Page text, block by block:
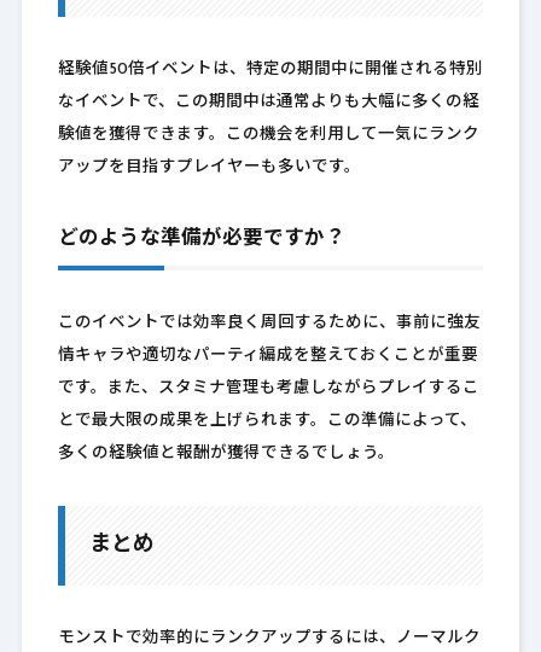
経験値50倍イベントは、特定の期間中に開催される特別
なイベントで、この期間中は通常よりも大幅に多くの経
験値を獲得できます。この機会を利用して一気にランク
アップを目指すプレイヤーも多いです。
どのような準備が必要ですか？
このイベントでは効率良く周回するために、事前に強友
情キャラや適切なパーティ編成を整えておくことが重要
です。また、スタミナ管理も考慮しながらプレイするこ
とで最大限の成果を上げられます。この準備によって、
多くの経験値と報酬が獲得できるでしょう。
まとめ
モンストで効率的にランクアップするには、ノーマルク